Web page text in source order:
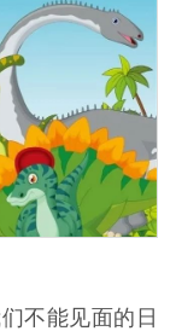
不能见面的日